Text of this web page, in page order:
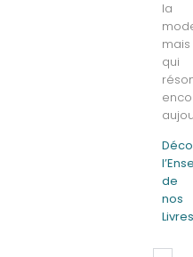
la
mais
qui
de
nos